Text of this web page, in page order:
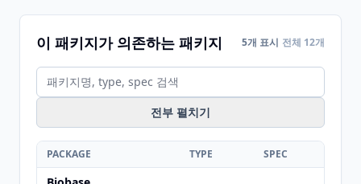
이 패키지가 의존하는 패키지 5개 표시 전체 12개
전부 펼치기
PACKAGE TYPE SPEC